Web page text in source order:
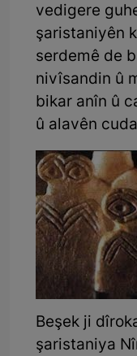
vedigere
şaristaniyên
serdemê de
nivîsandin û
bikar anîn û
û alavên
Beşek ji
şaristaniya